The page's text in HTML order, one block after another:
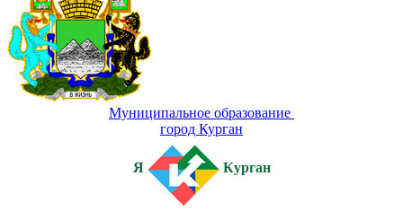
Муниципальное образование
город Курган
Я Курган